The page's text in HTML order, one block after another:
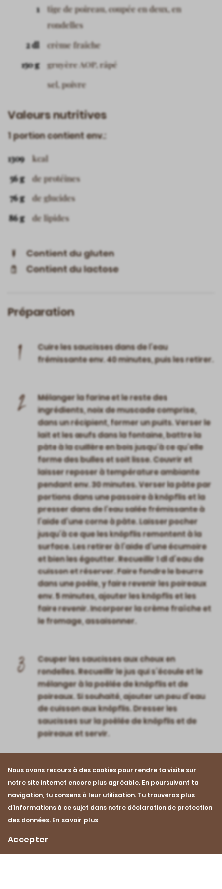
Nous avons recours à des cookies pour rendre ta visite sur
notre site internet encore plus agréable. En poursuivant ta
navigation, tu consens à leur utilisation. Tu trouveras plus
d’informations à ce sujet dans notre déclaration de protection
des données. En savoir plus
Accepter
1
tige de poireau, coupée en deux, en
rondelles
2 dl
crème fraîche
150 g
gruyère AOP, râpé
sel, poivre
Valeurs nutritives
1 portion contient env.:
1309
kcal
56 g
de protéines
76 g
de glucides
86 g
de lipides
Contient du gluten
Contient du lactose
Préparation
1
Cuire les saucisses dans de l’eau
frémissante env. 40 minutes, puis les retirer.
2
Mélanger la farine et le reste des
ingrédients, noix de muscade comprise,
dans un récipient, former un puits. Verser le
lait et les œufs dans la fontaine, battre la
pâte à la cuillère en bois jusqu’à ce qu’elle
forme des bulles et soit lisse. Couvrir et
laisser reposer à température ambiante
pendant env. 30 minutes. Verser la pâte par
portions dans une passoire à knöpflis et la
presser dans de l’eau salée frémissante à
l’aide d’une corne à pâte. Laisser pocher
jusqu’à ce que les knöpflis remontent à la
surface. Les retirer à l’aide d’une écumoire
et bien les égoutter. Recueillir 1 dl d’eau de
cuisson et réserver. Faire fondre le beurre
dans une poêle, y faire revenir les poireaux
env. 5 minutes, ajouter les knöpflis et les
faire revenir. Incorporer la crème fraîche et
le fromage, assaisonner.
3
Couper les saucisses aux choux en
rondelles. Recueillir le jus qui s’écoule et le
mélanger à la poêlée de knöpflis et de
poireaux. Si souhaité, ajouter un peu d’eau
de cuisson aux knöpflis. Dresser les
saucisses sur la poêlée de knöpflis et de
poireaux et servir.
Recette
Cuisson à l’eau
Automne